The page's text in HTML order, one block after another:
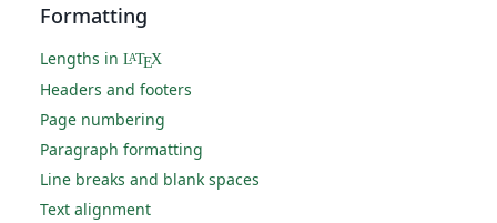
Formatting
Lengths in LATEX
Headers and footers
Page numbering
Paragraph formatting
Line breaks and blank spaces
Text alignment